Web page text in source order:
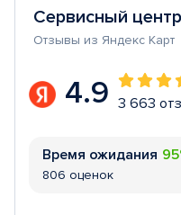
Сервисный
Отзывы из Яндекс Карт
4.9 3 663
Время ожидания
806 оценок